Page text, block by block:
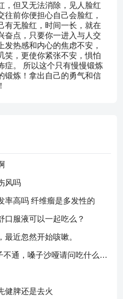
，但又无法消除，见人脸红
前你便担心自己会脸红，
有无脸红，时间一长，就在
奋点，只要你一进入与人交
热感和内心的焦虑不安，
笑，更使你紧张不安，惧怕
症。 所以这个只有慢慢锻炼
锻炼！拿出自己的勇气和信
风吗
率高吗 纤维瘤是多发性的
口服液可以一起吃么？
近忽然开始咳嗽。
你好，鼻炎犯了，鼻子不通，嗓子沙哑请问吃什么药比较好？
健脾还是去火